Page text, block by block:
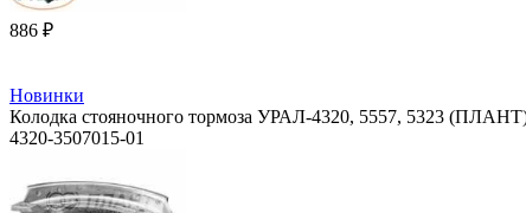
886 ₽
Новинки
Колодка стояночного тормоза УРАЛ-4320, 5557, 5323
4320-3507015-01